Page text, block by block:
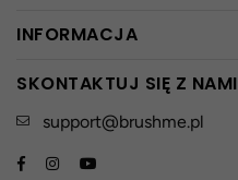
INFORMACJA
SKONTAKTUJ SIĘ Z NAMI
support@brushme.pl
FacebookInstagram